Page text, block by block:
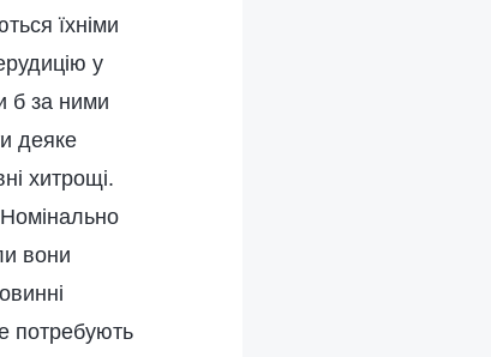
їхніми
у
б за ними
деяке
хитрощі.
вони
потребують